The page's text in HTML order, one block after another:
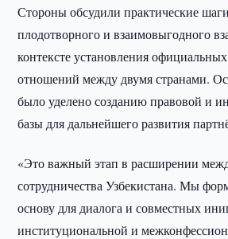
Стороны обсудили практические
плодотворного и взаимовыгодного
контексте установления
отношений между двумя странами.
было уделено созданию правовой и
базы для дальнейшего развития
«Это важный этап в расширении
сотрудничества Узбекистана. Мы
основу для диалога и совместных
институциональной и